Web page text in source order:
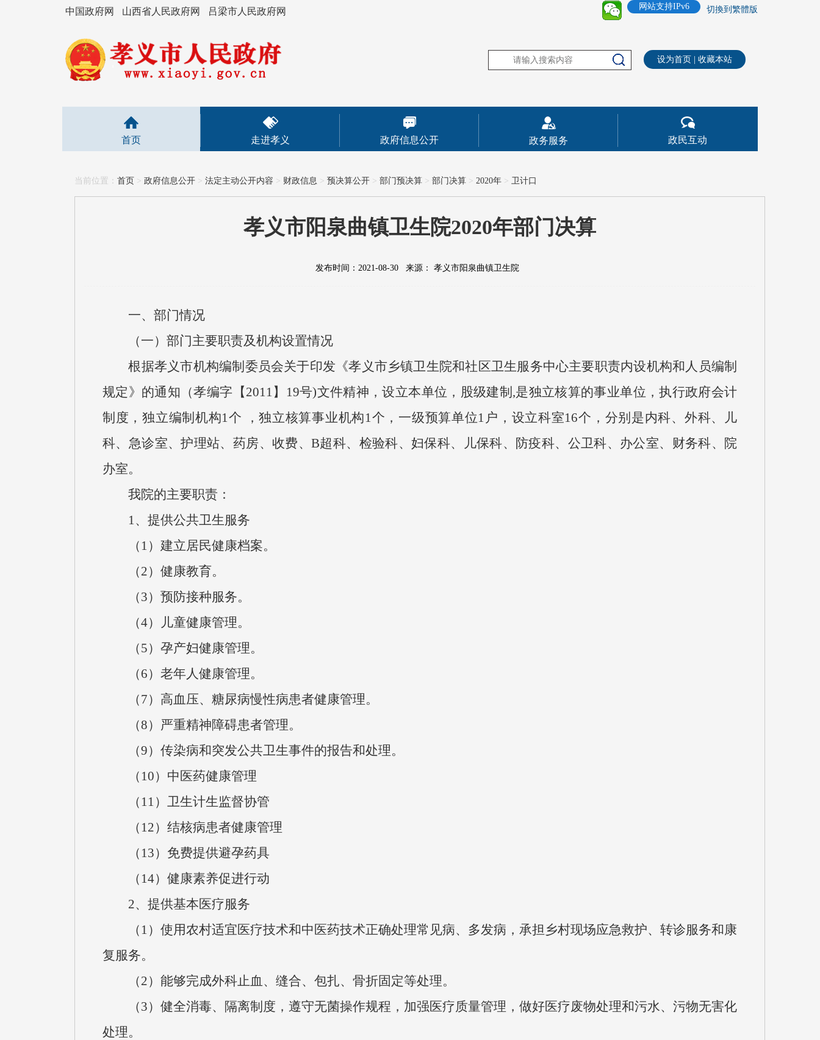
中国政府网 山西省人民政府网 吕梁市人民政府网 切換到繁體版
网站支持IPv6
设为首页 收藏本站
首页 走进孝义 政府信息公开 政务服务 政民互动
当前位置： 首页 > 政府信息公开 > 法定主动公开内容 > 财政信息 > 预决算公开 > 部门预决算 > 部门决算 > 2020年 > 卫计口
孝义市阳泉曲镇卫生院2020年部门决算
发布时间：2021-08-30 来源： 孝义市阳泉曲镇卫生院
一、部门情况
（一）部门主要职责及机构设置情况
根据孝义市机构编制委员会关于印发《孝义市乡镇卫生院和社区卫生服务中心主要职责内设机构和人员编制
规定》的通知（孝编字【2011】19号)文件精神，设立本单位，股级建制,是独立核算的事业单位，执行政府会计
制度，独立编制机构1个 ，独立核算事业机构1个，一级预算单位1户，设立科室16个，分别是内科、外科、儿
科、急诊室、护理站、药房、收费、B超科、检验科、妇保科、儿保科、防疫科、公卫科、办公室、财务科、院
办室。
我院的主要职责：
1、提供公共卫生服务
（1）建立居民健康档案。
（2）健康教育。
（3）预防接种服务。
（4）儿童健康管理。
（5）孕产妇健康管理。
（6）老年人健康管理。
（7）高血压、糖尿病慢性病患者健康管理。
（8）严重精神障碍患者管理。
（9）传染病和突发公共卫生事件的报告和处理。
（10）中医药健康管理
（11）卫生计生监督协管
（12）结核病患者健康管理
（13）免费提供避孕药具
（14）健康素养促进行动
2、提供基本医疗服务
（1）使用农村适宜医疗技术和中医药技术正确处理常见病、多发病，承担乡村现场应急救护、转诊服务和康
复服务。
（2）能够完成外科止血、缝合、包扎、骨折固定等处理。
（3）健全消毒、隔离制度，遵守无菌操作规程，加强医疗质量管理，做好医疗废物处理和污水、污物无害化
处理。